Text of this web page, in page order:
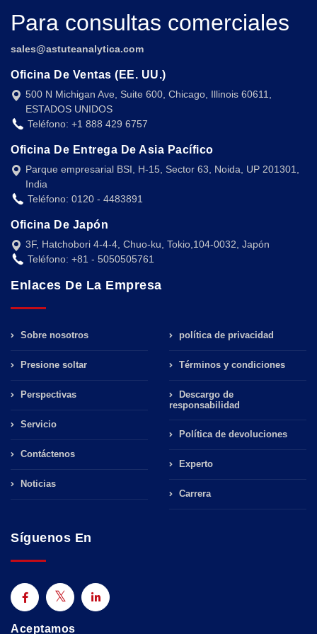
Para consultas comerciales
sales@astuteanalytica.com
Oficina De Ventas (EE. UU.)
500 N Michigan Ave, Suite 600, Chicago, Illinois 60611,
ESTADOS UNIDOS
Teléfono: +1 888 429 6757
Oficina De Entrega De Asia Pacífico
Parque empresarial BSI, H-15, Sector 63, Noida, UP 201301,
India
Teléfono: 0120 - 4483891
Oficina De Japón
3F, Hatchobori 4-4-4, Chuo-ku, Tokio,104-0032, Japón
Teléfono: +81 - 5050505761
Enlaces De La Empresa
Sobre nosotros
Presione soltar
Perspectivas
Servicio
Contáctenos
Noticias
política de privacidad
Términos y condiciones
Descargo de
responsabilidad
Política de devoluciones
Experto
Carrera
Síguenos En
Aceptamos